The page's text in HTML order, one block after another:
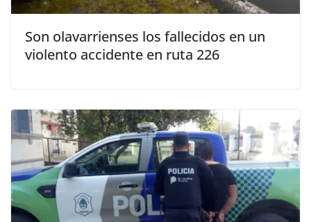
Son olavarrienses los fallecidos en un
violento accidente en ruta 226